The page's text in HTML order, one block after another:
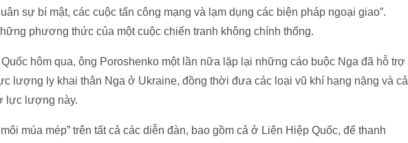
sự bí mật, các cuộc tấn công mạng và lạm dụng các biện pháp ngoại giao”.
phương thức của một cuộc chiến tranh không chính thống.
hôm qua, ông Poroshenko một lần nữa lặp lại những cáo buộc Nga đã hỗ trợ
lượng ly khai thân Nga ở Ukraine, đồng thời đưa các loại vũ khí hạng nặng và cả
lực lượng này.
múa mép” trên tất cả các diễn đàn, bao gồm cả ở Liên Hiệp Quốc, để thanh